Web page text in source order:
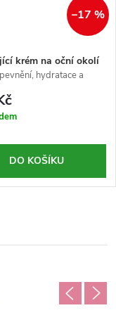
–17 %
krém na oční okolí
Collagen+ -
hydratace a
DO KOŠÍKU